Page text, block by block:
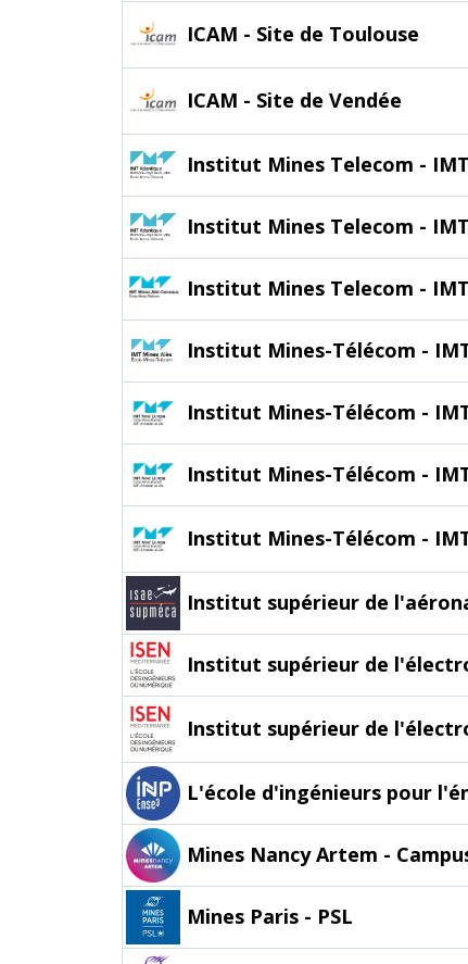
ICAM - Site de Toulouse
ICAM - Site de Vendée
Institut Mines Telecom -
Institut Mines Telecom -
Institut Mines Telecom -
Institut Mines-Télécom -
Institut Mines-Télécom -
Institut Mines-Télécom -
Institut Mines-Télécom -
Institut supérieur de
Institut supérieur de
Institut supérieur de
L'école d'ingénieurs pour
Mines Nancy Artem -
Mines Paris - PSL